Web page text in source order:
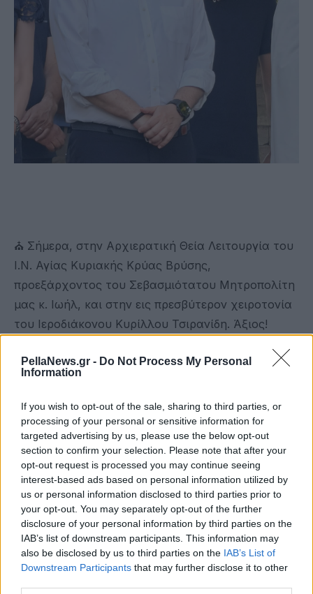
PellaNews.gr - Do Not Process My Personal
Information
If you wish to opt-out of the sale, sharing to third parties, or
processing of your personal or sensitive information for
targeted advertising by us, please use the below opt-out
section to confirm your selection. Please note that after your
opt-out request is processed you may continue seeing
interest-based ads based on personal information utilized by
us or personal information disclosed to third parties prior to
your opt-out. You may separately opt-out of the further
disclosure of your personal information by third parties on the
IAB’s list of downstream participants. This information may
also be disclosed by us to third parties on the IAB’s List of
Downstream Participants that may further disclose it to other
⛪ Σήμερα, στην Αρχιερατική Θεία Λειτουργία του
Ι.Ν. Αγίας Κυριακής Κρύας Βρύσης,
προεξάρχοντος του Σεβασμιότατου Μητροπολίτη
μας κ. Ιωήλ, και στην εις πρεσβύτερον χειροτονία
του Ιεροδιάκονου Κυρίλλου Τσιρανίδη. Άξιος!
εορτάζουσες και τους εορτάζοντες!